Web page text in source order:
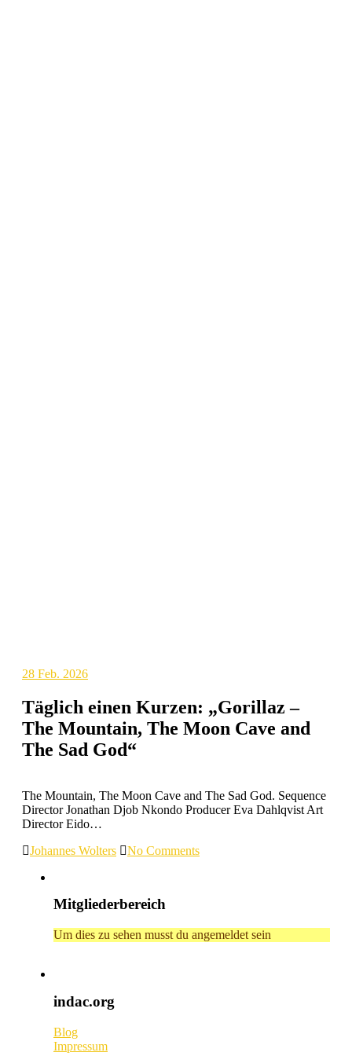
28 Feb. 2026
Täglich einen Kurzen: „Gorillaz –
The Mountain, The Moon Cave and
The Sad God“
The Mountain, The Moon Cave and The Sad God. Sequence
Director Jonathan Djob Nkondo Producer Eva Dahlqvist Art
Director Eido…
Johannes Wolters
No Comments
Mitgliederbereich
Um dies zu sehen musst du angemeldet sein
indac.org
Blog
Impressum